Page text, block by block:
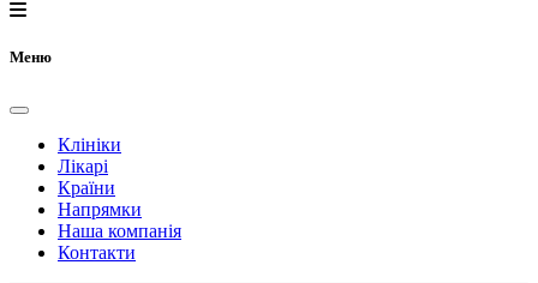
Меню
Клініки
Лікарі
Країни
Напрямки
Наша компанія
Контакти